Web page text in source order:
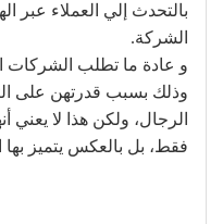
بالتحدث إلي العملاء
الشركة.
و عادة ما تطلب الشركات
وذلك بسبب قدرتهن على
الرجال، ولكن هذا لا
فقط، بل بالعكس يتميز بها